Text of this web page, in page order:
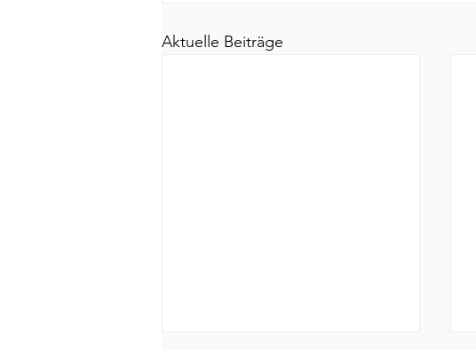
Aktuelle Beiträge